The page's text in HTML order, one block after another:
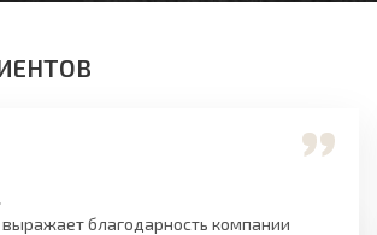
благодарность компании